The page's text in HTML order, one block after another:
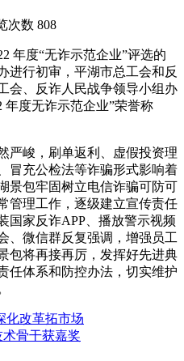
次数 808
年度“无诈示范企业”评选的
进行初审，平湖市总工会和反
会、反诈人民战争领导小组办
年度无诈示范企业”荣誉称
严峻，刷单返利、虚假投资理
冒充公检法等诈骗形式影响着
景包牢固树立电信诈骗可防可
管理工作，逐级建立宣传责任
国家反诈APP、播放警示视频
、微信群反复强调，增强员工
包将再接再厉，发挥好先进典
任体系和防控办法，切实维护
化改革拓市场
骨干获嘉奖